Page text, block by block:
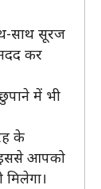
साथ सूरज
कर
में भी
के
इससे आपको